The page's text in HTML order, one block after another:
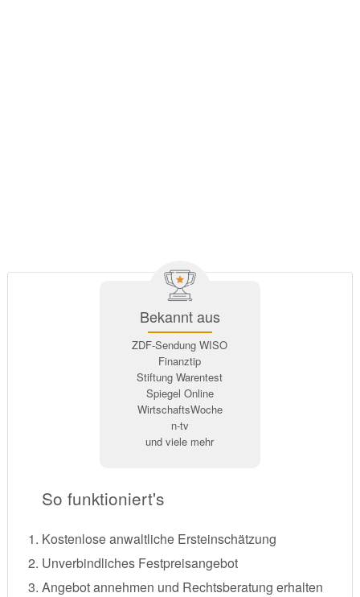
Bekannt aus
ZDF-Sendung WISO
Finanztip
Stiftung Warentest
Spiegel Online
WirtschaftsWoche
n-tv
und viele mehr
So funktioniert's
Kostenlose anwaltliche Ersteinschätzung
Unverbindliches Festpreisangebot
Angebot annehmen und Rechtsberatung erhalten